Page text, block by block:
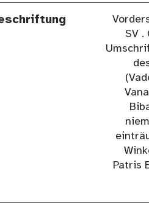
SV .
Patris